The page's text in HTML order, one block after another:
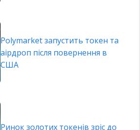
Polymarket запустить токен та
аірдроп після повернення в
США
Ринок золотих токенів зріс до